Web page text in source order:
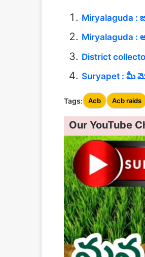
Miryalaguda
Miryalaguda
District
Suryapet : మీ
Tags: Acb Acb raids
Our YouTube